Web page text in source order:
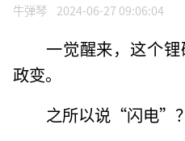
牛弹琴 2024-06-27 09:06:04
一觉醒来，这个
政变。
之所以说“闪电”？